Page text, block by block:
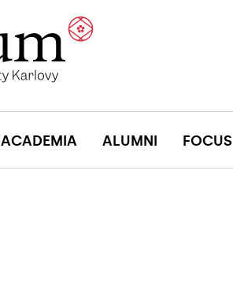
ACADEMIA ALUMNI FOCUS